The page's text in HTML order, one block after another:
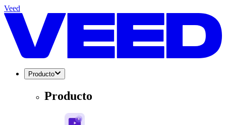
Veed
Producto
Producto